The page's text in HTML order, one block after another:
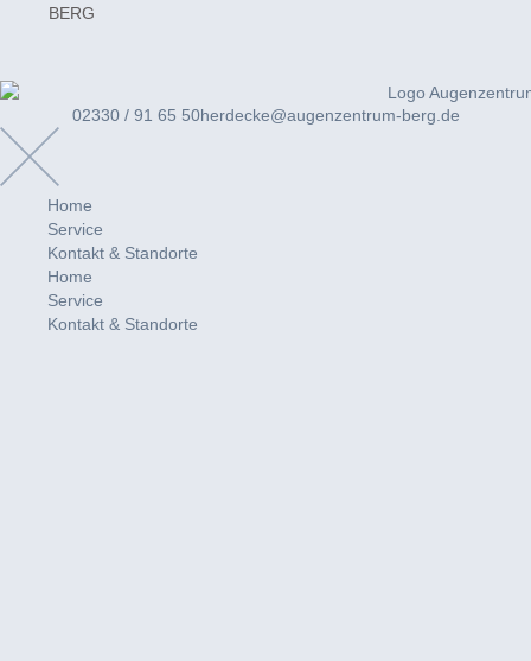
BERG
02330 / 91 65 50herdecke@augenzentrum-berg.de
Home
Service
Kontakt & Standorte
Home
Service
Kontakt & Standorte